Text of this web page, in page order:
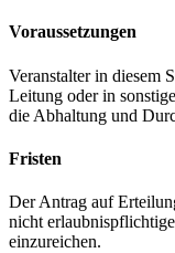
Voraussetzungen
Veranstalter in diesem
Leitung oder in
die Abhaltung und
Fristen
Der Antrag auf
nicht
einzureichen.